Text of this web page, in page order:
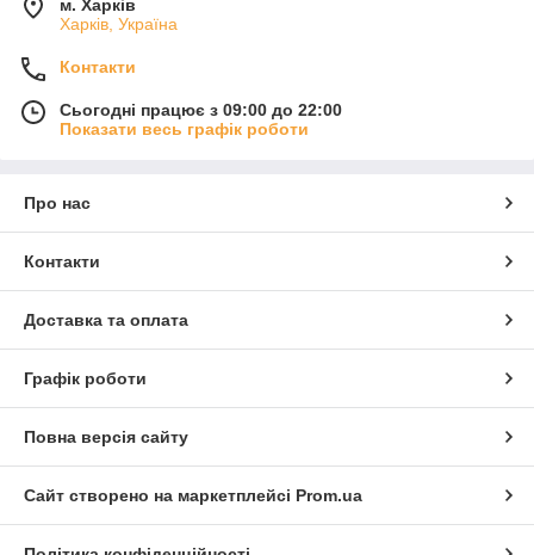
м. Харків
Харків, Україна
Контакти
Сьогодні працює з 09:00 до 22:00
Показати весь графік роботи
Про нас
Контакти
Доставка та оплата
Графік роботи
Повна версія сайту
Сайт створено на маркетплейсі Prom.ua